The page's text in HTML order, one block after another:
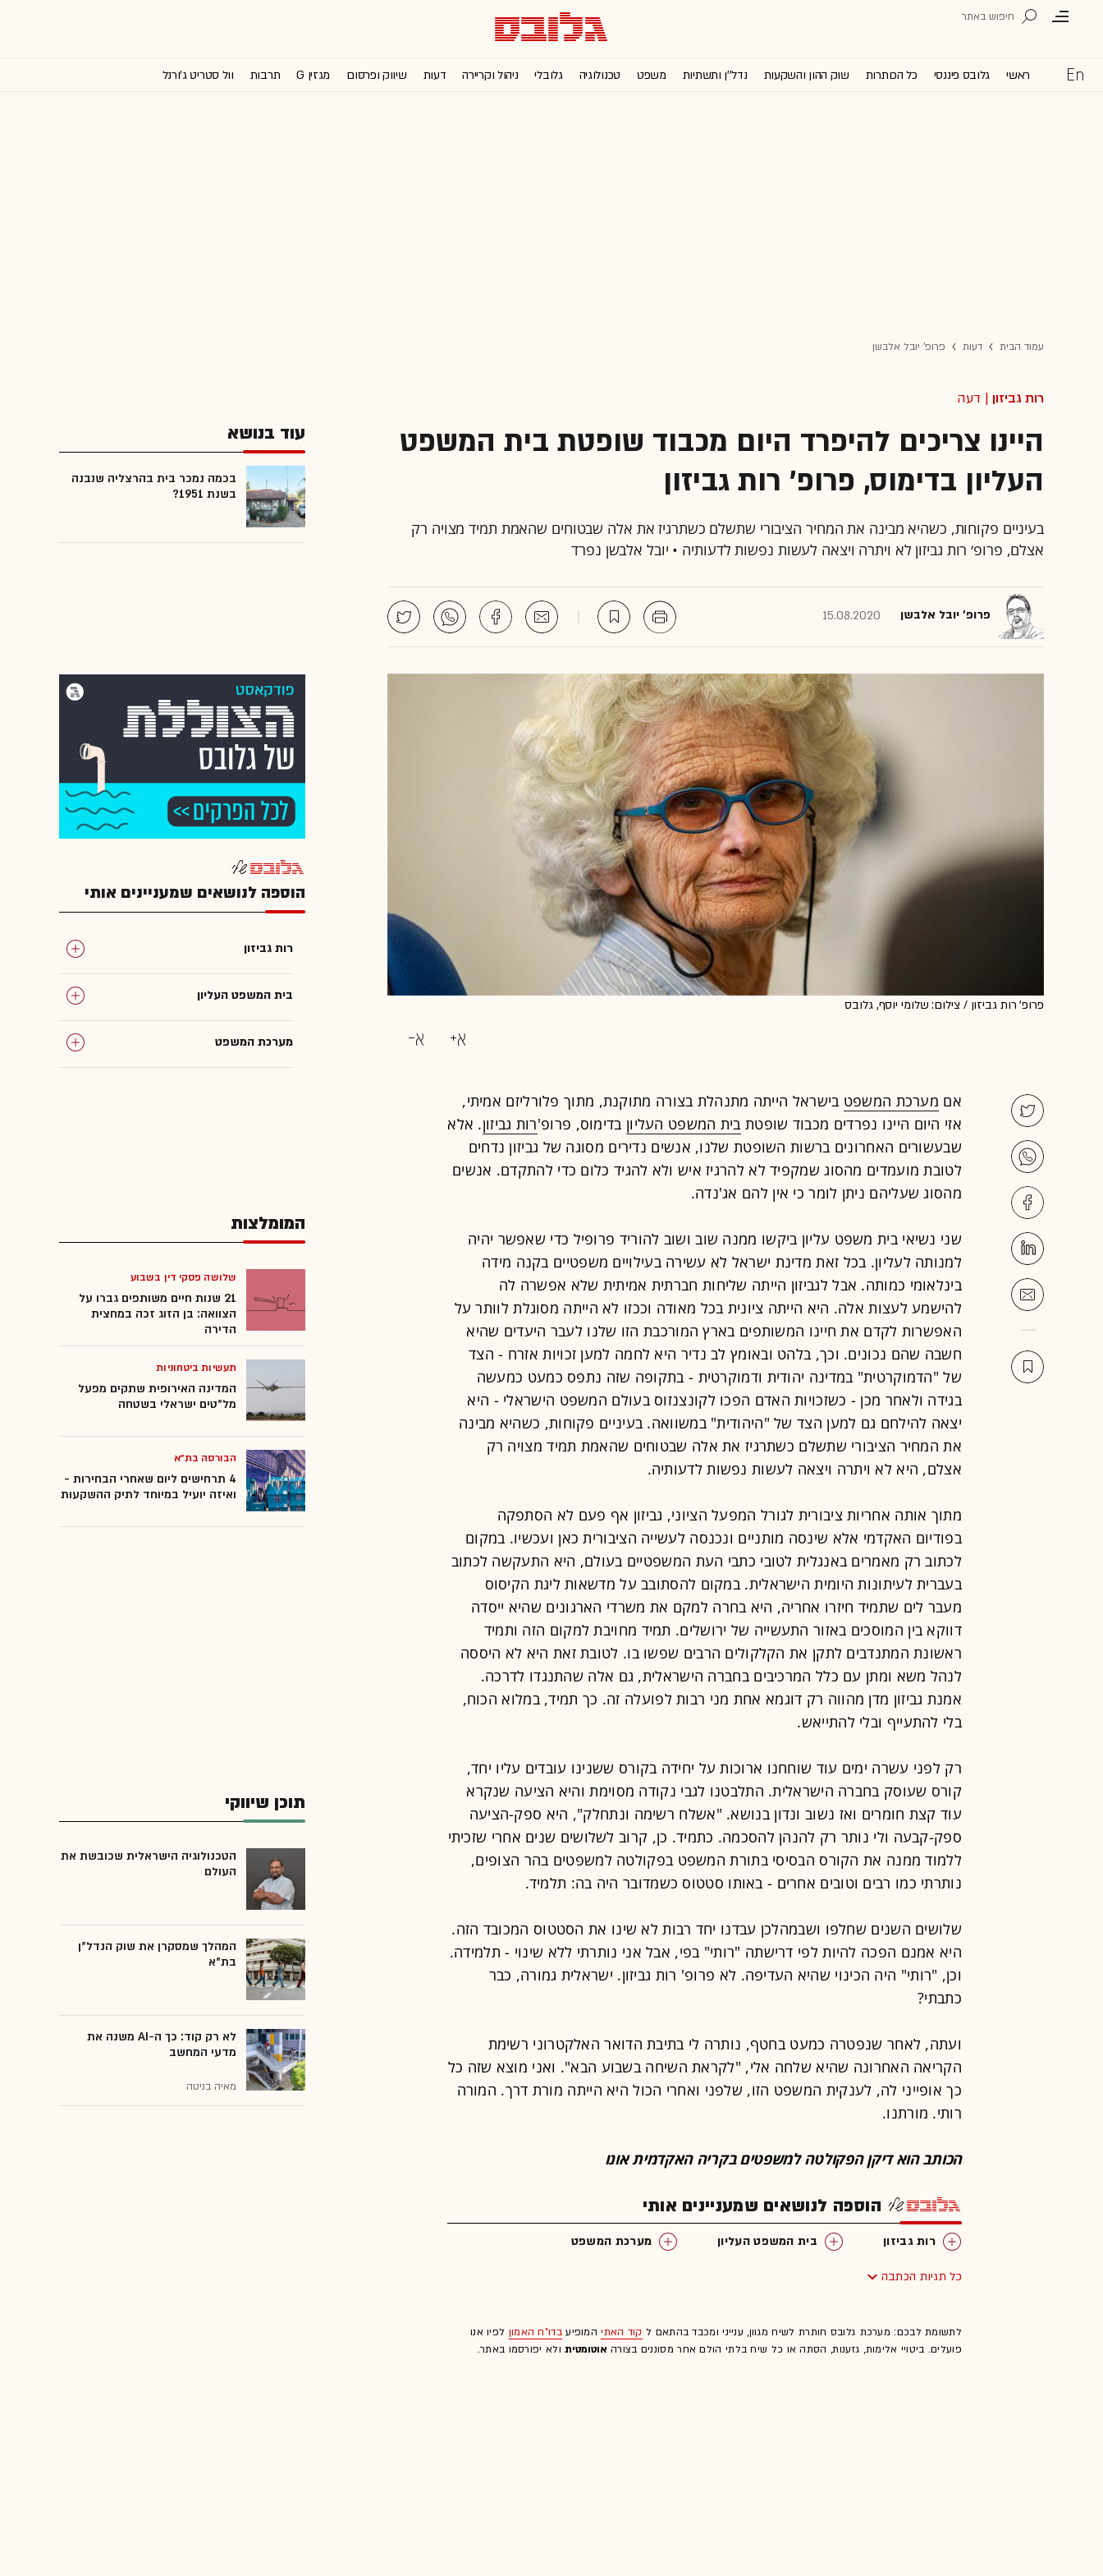
ראשי גלובס פיננסי כל הכותרות שוק ההון והשקעות נדל''ן ותשתיות משפט טכנולוגיה גלובלי ניהול וקריירה דעות שיווק ופרסום מגזין G תרבות וול סטריט ג'ורנל
עמוד הבית דעות פרופ' יובל אלבשן
רות גביזון | דעה
היינו צריכים להיפרד היום מכבוד שופטת בית המשפט
העליון בדימוס, פרופ' רות גביזון
בעיניים פקוחות, כשהיא מבינה את המחיר הציבורי שתשלם כשתרגיז את אלה שבטוחים שהאמת תמיד מצויה רק
אצלם, פרופ׳ רות גביזון לא ויתרה ויצאה לעשות נפשות לדעותיה • יובל אלבשן נפרד
פרופ' יובל אלבשן 15.08.2020
פרופ' רות גביזון / צילום: שלומי יוסף, גלובס
אם מערכת המשפט בישראל הייתה מתנהלת בצורה מתוקנת, מתוך פלורליזם אמיתי,
אזי היום היינו נפרדים מכבוד שופטת בית המשפט העליון בדימוס, פרופ'רות גביזון. אלא
שבעשורים האחרונים ברשות השופטת שלנו, אנשים נדירים מסוגה של גביזון נדחים
לטובת מועמדים מהסוג שמקפיד לא להרגיז איש ולא להגיד כלום כדי להתקדם. אנשים
מהסוג שעליהם ניתן לומר כי אין להם אג'נדה.
שני נשיאי בית משפט עליון ביקשו ממנה שוב ושוב להוריד פרופיל כדי שאפשר יהיה
למנותה לעליון. בכל זאת מדינת ישראל לא עשירה בעילויים משפטיים בקנה מידה
בינלאומי כמותה. אבל לגביזון הייתה שליחות חברתית אמיתית שלא אפשרה לה
להישמע לעצות אלה. היא הייתה ציונית בכל מאודה וככזו לא הייתה מסוגלת לוותר על
האפשרות לקדם את חיינו המשותפים בארץ המורכבת הזו שלנו לעבר היעדים שהיא
חשבה שהם נכונים. וכך, בלהט ובאומץ לב נדיר היא לחמה למען זכויות אזרח - הצד
של "הדמוקרטית" במדינה יהודית ודמוקרטית - בתקופה שזה נתפס כמעט כמעשה
בגידה ולאחר מכן - כשזכויות האדם הפכו לקונצנזוס בעולם המשפט הישראלי - היא
יצאה להילחם גם למען הצד של "היהודית" במשוואה. בעיניים פקוחות, כשהיא מבינה
את המחיר הציבורי שתשלם כשתרגיז את אלה שבטוחים שהאמת תמיד מצויה רק
אצלם, היא לא ויתרה ויצאה לעשות נפשות לדעותיה.
מתוך אותה אחריות ציבורית לגורל המפעל הציוני, גביזון אף פעם לא הסתפקה
בפודיום האקדמי אלא שינסה מותניים ונכנסה לעשייה הציבורית כאן ועכשיו. במקום
לכתוב רק מאמרים באנגלית לטובי כתבי העת המשפטיים בעולם, היא התעקשה לכתוב
בעברית לעיתונות היומית הישראלית. במקום להסתובב על מדשאות ליגת הקיסוס
מעבר לים שתמיד חיזרו אחריה, היא בחרה למקם את משרדי הארגונים שהיא ייסדה
דווקא בין המוסכים באזור התעשייה של ירושלים. תמיד מחויבת למקום הזה ותמיד
ראשונת המתנדבים לתקן את הקלקולים הרבים שפשו בו. לטובת זאת היא לא היססה
לנהל משא ומתן עם כלל המרכיבים בחברה הישראלית, גם אלה שהתנגדו לדרכה.
אמנת גביזון מדן מהווה רק דוגמא אחת מני רבות לפועלה זה. כך תמיד, במלוא הכוח,
בלי להתעייף ובלי להתייאש.
רק לפני עשרה ימים עוד שוחחנו ארוכות על יחידה בקורס ששנינו עובדים עליו יחד,
קורס שעוסק בחברה הישראלית. התלבטנו לגבי נקודה מסוימת והיא הציעה שנקרא
עוד קצת חומרים ואז נשוב ונדון בנושא. "אשלח רשימה ונתחלק", היא ספק-הציעה
ספק-קבעה ולי נותר רק להנהן להסכמה. כתמיד. כן, קרוב לשלושים שנים אחרי שזכיתי
ללמוד ממנה את הקורס הבסיסי בתורת המשפט בפקולטה למשפטים בהר הצופים,
נותרתי כמו רבים וטובים אחרים - באותו סטטוס כשמדובר היה בה: תלמיד.
שלושים השנים שחלפו ושבמהלכן עבדנו יחד רבות לא שינו את הסטטוס המכובד הזה.
היא אמנם הפכה להיות לפי דרישתה "רותי" בפי, אבל אני נותרתי ללא שינוי - תלמידה.
וכן, "רותי" היה הכינוי שהיא העדיפה. לא פרופ' רות גביזון. ישראלית גמורה, כבר
כתבתי?
ועתה, לאחר שנפטרה כמעט בחטף, נותרה לי בתיבת הדואר האלקטרוני רשימת
הקריאה האחרונה שהיא שלחה אלי, "לקראת השיחה בשבוע הבא". ואני מוצא שזה כל
כך אופייני לה, לענקית המשפט הזו, שלפני ואחרי הכול היא הייתה מורת דרך. המורה
רותי. מורתנו.
הכותב הוא דיקן הפקולטה למשפטים בקריה האקדמית אונו
הוספה לנושאים שמעניינים אותי
רות גביזון בית המשפט העליון מערכת המשפט
כל תגיות הכתבה
לתשומת לבכם: מערכת גלובס חותרת לשיח מגוון, ענייני ומכבד בהתאם ל קוד האתיהמופיעבדו"ח האמון לפיו אנו
פועלים. ביטויי אלימות, גזענות, הסתה או כל שיח בלתי הולם אחר מסוננים בצורה אוטומטיתולא יפורסמו באתר.
עוד בנושא
בכמה נמכר בית בהרצליה שנבנה
בשנת 1951?
הוספה לנושאים שמעניינים אותי
רות גביזון
בית המשפט העליון
מערכת המשפט
המומלצות
שלושה פסקי דין בשבוע
21 שנות חיים משותפים גברו על
הצוואה: בן הזוג זכה במחצית
הדירה
תעשיות ביטחוניות
המדינה האירופית שתקים מפעל
מל"טים ישראלי בשטחה
הבורסה בת"א
4 תרחישים ליום שאחרי הבחירות -
ואיזה יועיל במיוחד לתיק ההשקעות
תוכן שיווקי
הטכנולוגיה הישראלית שכובשת את
העולם
המהלך שמסקרן את שוק הנדל"ן
בת"א
לא רק קוד: כך ה-AI משנה את
מדעי המחשב
מאיה בניטה